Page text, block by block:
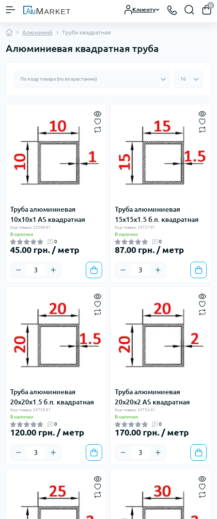
Клиенту
0
Алюминий Труба квадратная
Алюминиевая квадратная труба
Труба алюминиевая
10х10х1 AS квадратная
Код товара: 23568-01
В наличии
0
45.00 грн. / метр
Труба алюминиевая
15х15х1.5 б.п. квадратная
Код товара: 24727-01
В наличии
0
87.00 грн. / метр
Труба алюминиевая
20х20х1.5 б.п. квадратная
Код товара: 24729-01
В наличии
0
120.00 грн. / метр
Труба алюминиевая
20х20х2 AS квадратная
Код товара: 24732-01
В наличии
0
170.00 грн. / метр